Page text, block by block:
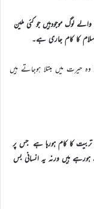
لوگ موجودہیں جو کئی ملین
کا کام جاری ہے۔
وہ حیرت میں مبتلا ہوجاتے ہیں
تربیت کا کام ہورہا ہے جس پر
ہورہے ہیں ورنہ یہ انسانی بس